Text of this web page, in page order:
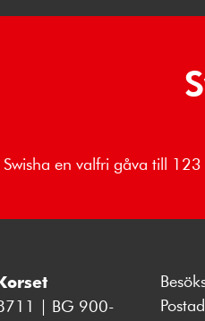
Swisha en valfri gåva till
| BG 900-